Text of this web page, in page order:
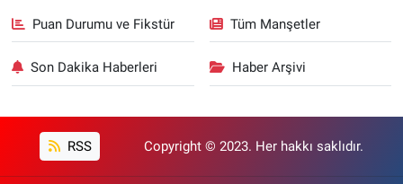
Puan Durumu ve Fikstür Tüm Manşetler
Son Dakika Haberleri Haber Arşivi
RSS Copyright © 2023. Her hakkı saklıdır.